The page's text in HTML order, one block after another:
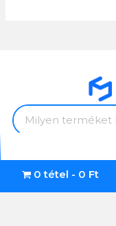
0 tétel - 0 Ft